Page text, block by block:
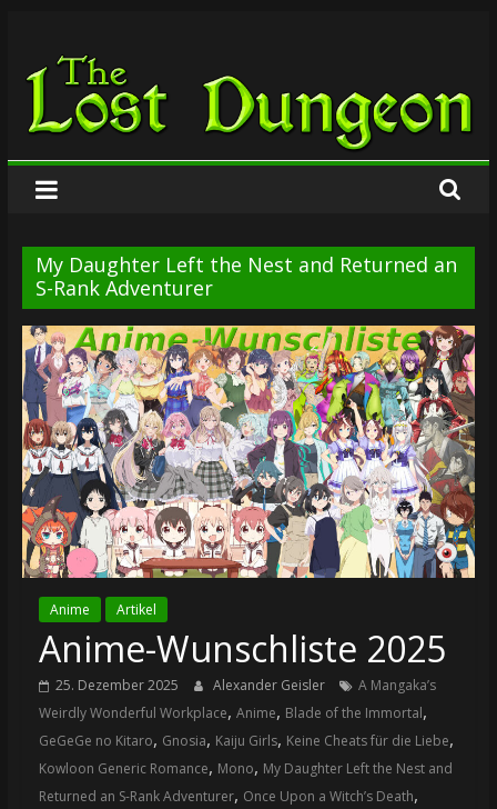
springen
The
Lost
Dungeon
My Daughter Left the Nest and Returned an
S-Rank Adventurer
Anime Artikel
Anime-Wunschliste 2025
25. Dezember 2025 Alexander Geisler
A Mangaka’s
Weirdly Wonderful Workplace, Anime, Blade of the Immortal,
GeGeGe no Kitaro, Gnosia, Kaiju Girls, Keine Cheats für die Liebe,
Kowloon Generic Romance, Mono, My Daughter Left the Nest and
Returned an S-Rank Adventurer, Once Upon a Witch’s Death,